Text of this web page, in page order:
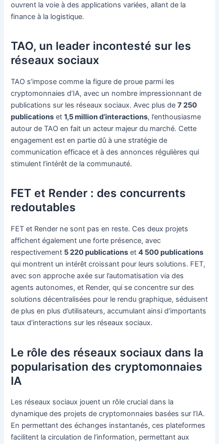
ouvrent la voie à des applications variées, allant de la
finance à la logistique.
TAO, un leader incontesté sur les
réseaux sociaux
TAO s’impose comme la figure de proue parmi les
cryptomonnaies d’IA, avec un nombre impressionnant de
publications sur les réseaux sociaux. Avec plus de7 250
publications et1,5 million d’interactions, l’enthousiasme
autour de TAO en fait un acteur majeur du marché. Cette
engagement est en partie dû à une stratégie de
communication efficace et à des annonces régulières qui
stimulent l’intérêt de la communauté.
FET et Render : des concurrents
redoutables
FET et Render ne sont pas en reste. Ces deux projets
affichent également une forte présence, avec
respectivement 5 220 publications et4 500 publications
qui montrent un intérêt croissant pour leurs solutions. FET,
avec son approche axée sur l’automatisation via des
agents autonomes, et Render, qui se concentre sur des
solutions décentralisées pour le rendu graphique, séduisent
de plus en plus d’utilisateurs, accumulant ainsi d’importants
taux d’interactions sur les réseaux sociaux.
Le rôle des réseaux sociaux dans la
popularisation des cryptomonnaies
IA
Les réseaux sociaux jouent un rôle crucial dans la
dynamique des projets de cryptomonnaies basées sur l’IA.
En permettant des échanges instantanés, ces plateformes
facilitent la circulation de l’information, permettant aux